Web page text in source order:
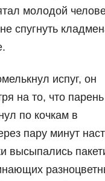
молодой
спугнуть
испуг, он
на то, что парень
по кочкам в
пару минут
высыпались